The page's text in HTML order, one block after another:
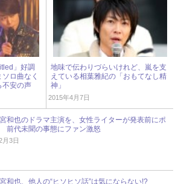
」好調
ロ曲なく
不安の声
地味で伝わりづらいけれど、嵐を支
えている相葉雅紀の「おもてなし精
神」
2015年4月7日
和也のドラマ主演を、女性ライターが発表前にポ
前代未聞の事態にファン激怒
月3日
和也、他人の“ヒソヒソ話”は気にならない!?